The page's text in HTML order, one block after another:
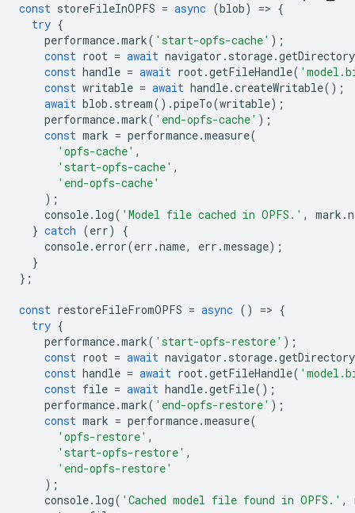
const storeFileInOPFS = async (blob) => {
try {
performance.mark( 'start-opfs-cache' );
const root = await navigator . storage.getDirectory
const handle = await root.getFileHandle(
const writable = await handle.createWritable();
await blob . stream().pipeTo(writable);
performance.mark( 'end-opfs-cache' );
const mark = performance.measure(
'opfs-cache' ,
'start-opfs-cache' ,
'end-opfs-cache'
);
console. log( 'Model file cached in OPFS.' , mark .
} catch (err)
{
console. error(err .name, err .message);
}
};
const restoreFileFromOPFS = async () => {
try {
performance.mark( 'start-opfs-restore' );
const root = await navigator . storage.getDirectory
const handle = await root.getFileHandle(
const file = await handle.getFile();
performance.mark( 'end-opfs-restore' );
const mark = performance.measure(
'opfs-restore' ,
'start-opfs-restore' ,
'end-opfs-restore'
);
console. log( 'Cached model file found in OPFS.' ,